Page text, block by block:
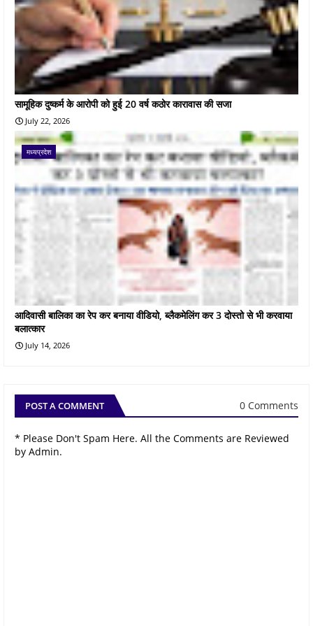
सामूहिक दुष्कर्म के आरोपी को हुई 20 वर्ष कठोर कारावास की सजा
July 22, 2026
मध्यप्रदेश
आदिवासी बालिका का रेप कर बनाया वीडियो, ब्लैकमेलिंग कर 3 दोस्तो से भी करवाया
बलात्कार
July 14, 2026
POST A COMMENT 0 Comments
* Please Don't Spam Here. All the Comments are Reviewed
by Admin.